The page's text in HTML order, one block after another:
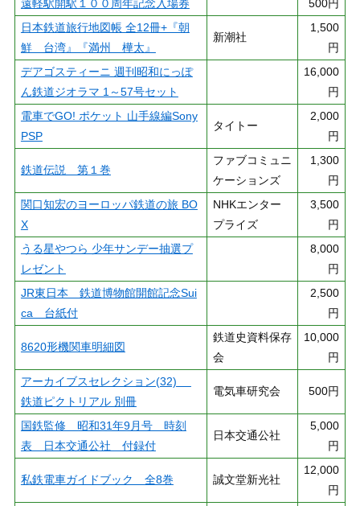
遠軽駅開駅１００周年記念入場券
500円
日本鉄道旅行地図帳 全12冊+『朝
鮮 台湾』『満州 樺太』
新潮社
1,500
円
デアゴスティーニ 週刊昭和にっぽ
ん鉄道ジオラマ 1～57号セット
16,000
円
電車でGO! ポケット 山手線編Sony
PSP
タイトー
2,000
円
鉄道伝説 第１巻
ファブコミュニ
ケーションズ
1,300
円
関口知宏のヨーロッパ鉄道の旅 BO
X
NHKエンター
プライズ
3,500
円
うる星やつら 少年サンデー抽選プ
レゼント
8,000
円
JR東日本 鉄道博物館開館記念Sui
ca 台紙付
2,500
円
8620形機関車明細図
鉄道史資料保存
会
10,000
円
アーカイブスセレクション(32)
鉄道ピクトリアル 別冊
電気車研究会 500円
国鉄監修 昭和31年9月号 時刻
表 日本交通公社 付録付
日本交通公社
5,000
円
私鉄電車ガイドブック 全8巻 誠文堂新光社
12,000
円